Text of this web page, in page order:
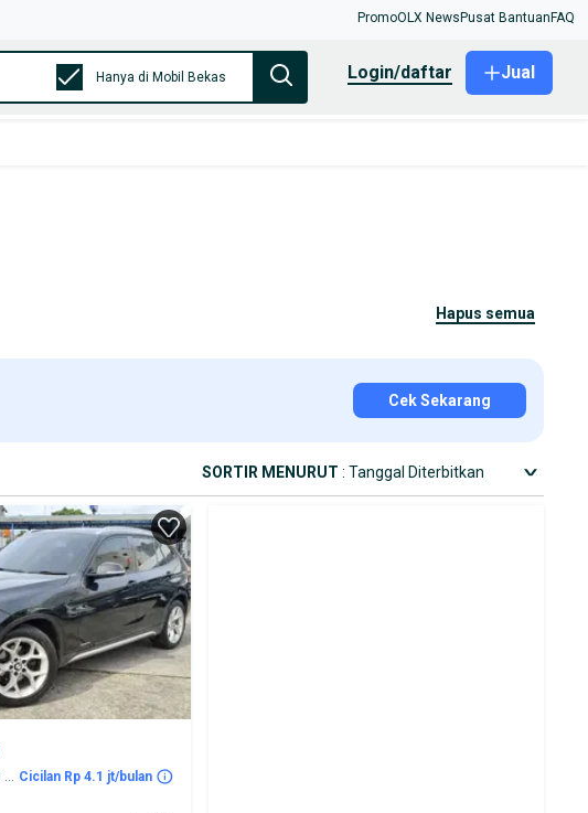
PromoOLX News Pusat Bantuan FAQ
Hanya di Mobil Bekas login/daftar Jual
hapus semua
Cek Sekarang
SORTIR MENURUT : Tanggal Diterbitkan
2014 - 85.000-90.000 km Cicilan Rp 4.1 jt/bulan